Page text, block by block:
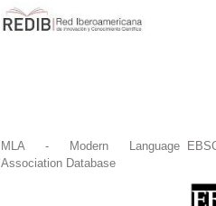
MLA - Modern Language
Association Database